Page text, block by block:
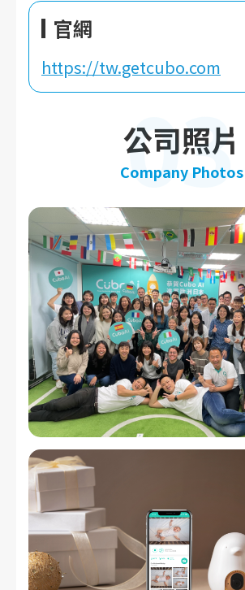
官網
https://tw.getcubo.com
03
公司照片
Company Photos